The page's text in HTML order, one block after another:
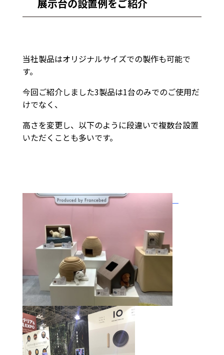
展示台の設置例をご紹介
当社製品はオリジナルサイズでの製作も可能で
す。
今回ご紹介しました3製品は1台のみでのご使用だ
けでなく、
高さを変更し、以下のように段違いで複数台設置
いただくことも多いです。